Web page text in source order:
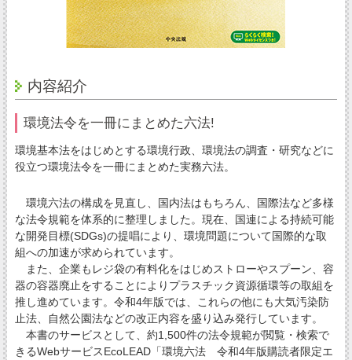
内容紹介
環境法令を一冊にまとめた六法!
環境基本法をはじめとする環境行政、環境法の調査・研究などに
役立つ環境法令を一冊にまとめた実務六法。
環境六法の構成を見直し、国内法はもちろん、国際法など多様
な法令規範を体系的に整理しました。現在、国連による持続可能
な開発目標(SDGs)の提唱により、環境問題について国際的な取
組への加速が求められています。
また、企業もレジ袋の有料化をはじめストローやスプーン、容
器の容器廃止をすることによりプラスチック資源循環等の取組を
推し進めています。令和4年版では、これらの他にも大気汚染防
止法、自然公園法などの改正内容を盛り込み発行しています。
本書のサービスとして、約1,500件の法令規範が閲覧・検索で
きるWebサービスEcoLEAD「環境六法 令和4年版購読者限定エ